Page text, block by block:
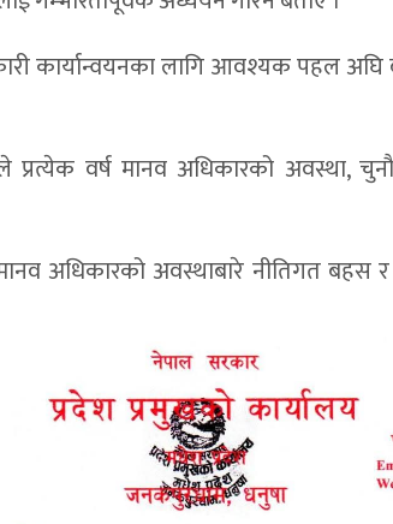
कार्यान्वयनका लागि आवश्यक पहल अघि
प्रत्येक वर्ष मानव अधिकारको अवस्था,
अधिकारको अवस्थाबारे नीतिगत बहस र